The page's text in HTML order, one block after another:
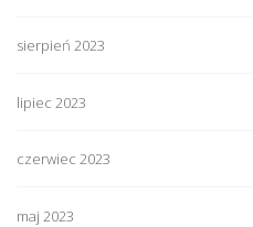
sierpień 2023
lipiec 2023
czerwiec 2023
maj 2023